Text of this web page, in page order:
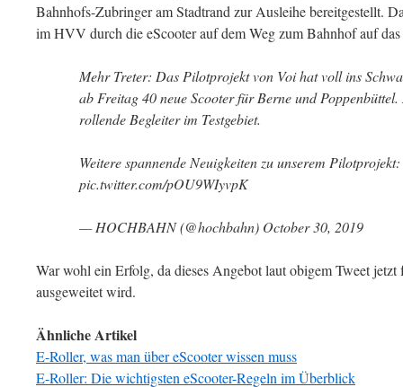
Bahnhofs-Zubringer am Stadtrand zur Ausleihe bereitgestellt.
im HVV durch die eScooter auf dem Weg zum Bahnhof auf
Mehr Treter: Das Pilotprojekt von Voi hat voll ins
ab Freitag 40 neue Scooter für Berne und
rollende Begleiter im Testgebiet.
Weitere spannende Neuigkeiten zu unserem
pic.twitter.com/pOU9WIyvpK
— HOCHBAHN (@hochbahn) October 30, 2019
War wohl ein Erfolg, da dieses Angebot laut obigem Tweet
ausgeweitet wird.
Ähnliche Artikel
E-Roller, was man über eScooter wissen muss
E-Roller: Die wichtigsten eScooter-Regeln im Überblick